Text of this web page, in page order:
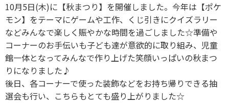
10月5日(木)に【秋まつり】を開催しました。今年は【ポケ
モン】をテーマにゲームや工作、くじ引きにクイズラリー
などみんなで楽しく賑やかな時間を過ごしました☆準備や
コーナーのお手伝いも子ども達が意欲的に取り組み、児童
館一体となってみんなで作り上げた笑顔いっぱいの秋まつ
りになりました♪
後日、各コーナーで使った装飾などをお持ち帰りできる抽
選会も行い、こちらもとても盛り上がりました☆